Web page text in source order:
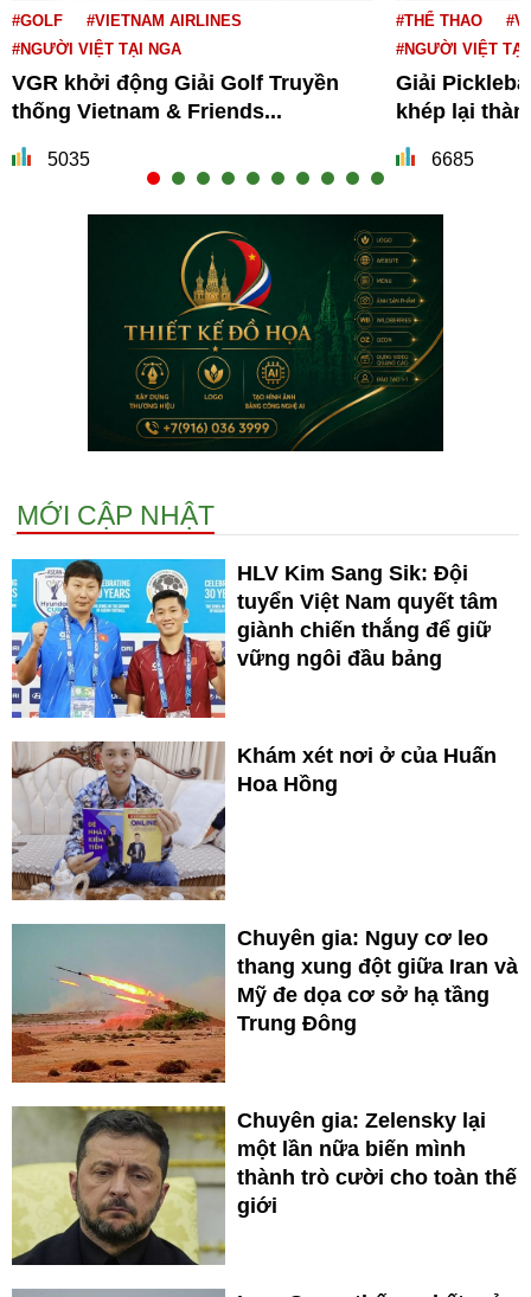
#GOLF
#VIETNAM AIRLINES
#NGƯỜI VIỆT TẠI NGA
VGR khởi động Giải Golf Truyền
thống Vietnam & Friends...
5035
#THỂ THAO
#NGƯỜI VIỆT TẠI
Giải
khép lại
6685
MỚI CẬP NHẬT
HLV Kim Sang Sik: Đội
tuyển Việt Nam quyết tâm
giành chiến thắng để giữ
vững ngôi đầu bảng
Khám xét nơi ở của Huấn
Hoa Hồng
Chuyên gia: Nguy cơ leo
thang xung đột giữa Iran và
Mỹ đe dọa cơ sở hạ tầng
Trung Đông
Chuyên gia: Zelensky lại
một lần nữa biến mình
thành trò cười cho toàn thế
giới